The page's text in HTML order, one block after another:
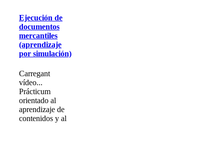
Ejecución de
documentos
mercantiles
(aprendizaje
por simulación)
Carregant
vídeo...
Prácticum
orientado al
aprendizaje de
contenidos y al